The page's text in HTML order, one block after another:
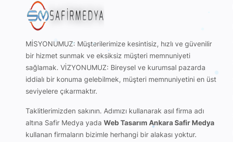
MİSYONUMUZ: Müşterilerimize kesintisiz, hızlı ve güvenilir
bir hizmet sunmak ve eksiksiz müşteri memnuniyeti
sağlamak. VİZYONUMUZ: Bireysel ve kurumsal pazarda
iddialı bir konuma gelebilmek, müşteri memnuniyetini en üst
seviyelere çıkarmaktır.
Taklitlerimizden sakının. Adımızı kullanarak asıl firma adı
altına Safir Medya yada Web Tasarım Ankara Safir Medya
kullanan firmaların bizimle herhangi bir alakası yoktur.